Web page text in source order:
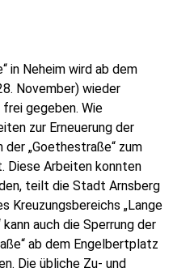
in Neheim wird ab dem
November) wieder
gegeben. Wie
zur Erneuerung der
„Goethestraße“ zum
Diese Arbeiten konnten
teilt die Stadt Arnsberg
Kreuzungsbereichs „Lange
auch die Sperrung der
ab dem Engelbertplatz
Die übliche Zu- und